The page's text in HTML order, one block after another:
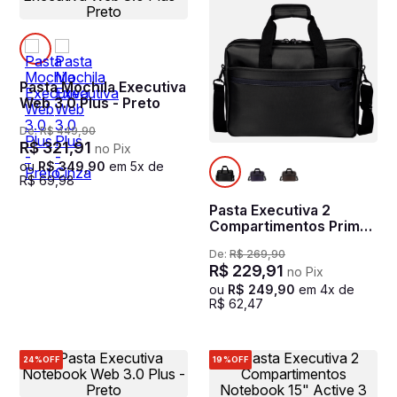
Pasta Mochila Executiva
Web 3.0 Plus - Preto
De:R$ 449,90
R$321,91 no Pix
ou R$ 349 90 em 5x de
R$ 69,98
Pasta Executiva 2
Compartimentos Prime
De: R$ 269,90
R$ 229,91 no Pix
ou R$ 249 90 em 4x de
R$ 62 47
24%OFF 19%OFF